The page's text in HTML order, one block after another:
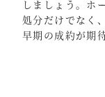
しましょう。ホ
処分だけでなく
早期の成約が期